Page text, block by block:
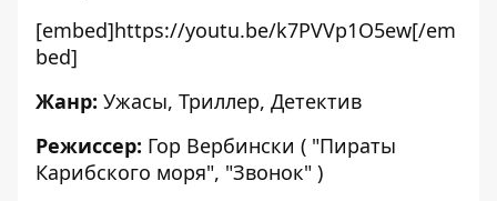
[embed]https://youtu.be/k7PVVp1O5ew[/em
bed]
Жанр: Ужасы, Триллер, Детектив
Режиссер: Гор Вербински ( "Пираты
Карибского моря", "Звонок" )